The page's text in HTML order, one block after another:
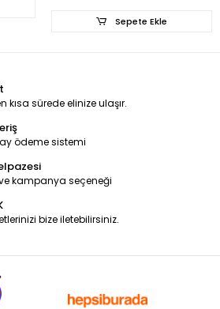
Sepete Ekle
kısa sürede elinize ulaşır.
ödeme sistemi
kampanya seçeneği
bize iletebilirsiniz.